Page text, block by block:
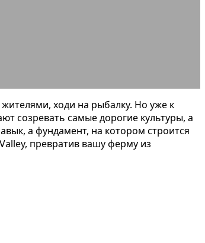
ходи на рыбалку. Но уже к
созревать самые дорогие культуры, а
а фундамент, на котором строится
превратив вашу ферму из